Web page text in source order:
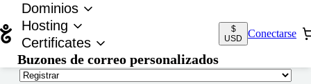
Dominios
Hosting
Certificates
Buzones de correo personalizados
$
USD
Conectarse